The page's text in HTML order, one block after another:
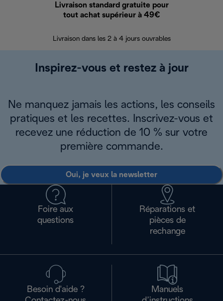
Livraison standard gratuite pour
tout achat supérieur à 49€
Livraison dans les 2 à 4 jours ouvrables
Inspirez-vous et restez à jour
Ne manquez jamais les actions, les conseils
pratiques et les recettes. Inscrivez-vous et
recevez une réduction de 10 % sur votre
première commande.
Oui, je veux la newsletter
Foire aux
questions
Réparations et
pièces de
rechange
Besoin d'aide ?
Manuels